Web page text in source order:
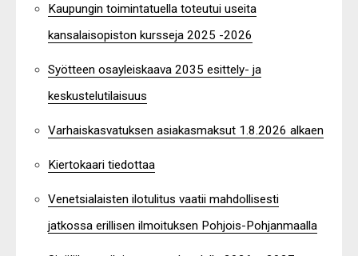
Kaupungin toimintatuella toteutui useita
kansalaisopiston kursseja 2025 -2026
Syötteen osayleiskaava 2035 esittely- ja
keskustelutilaisuus
Varhaiskasvatuksen asiakasmaksut 1.8.2026 alkaen
Kiertokaari tiedottaa
Venetsialaisten ilotulitus vaatii mahdollisesti
jatkossa erillisen ilmoituksen Pohjois-Pohjanmaalla